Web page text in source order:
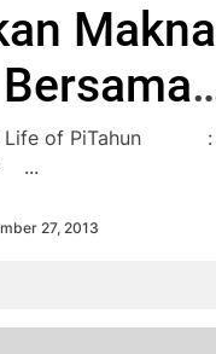
Makna
Harimau
of PiTahun :
...
27, 2013